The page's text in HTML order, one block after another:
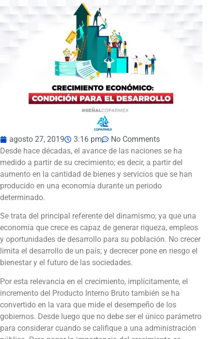
agosto 27, 2019 3:16 pm
No Comments
Desde hace décadas, el avance de las naciones se ha
medido a partir de su crecimiento; es decir, a partir del
aumento en la cantidad de bienes y servicios que se han
producido en una economía durante un periodo
determinado.
Se trata del principal referente del dinamismo; ya que una
economía que crece es capaz de generar riqueza, empleos
y oportunidades de desarrollo para su población. No crecer
limita el desarrollo de un país; y decrecer pone en riesgo el
bienestar y el futuro de las sociedades.
Por esta relevancia en el crecimiento, implícitamente, el
incremento del Producto Interno Bruto también se ha
convertido en la vara que mide el desempeño de los
gobiernos. Desde luego que no debe ser el único parámetro
para considerar cuando se califique a una administración